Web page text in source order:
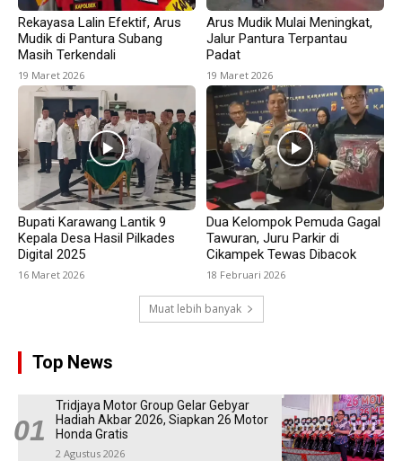
Rekayasa Lalin Efektif, Arus
Mudik di Pantura Subang
Masih Terkendali
19 Maret 2026
Arus Mudik Mulai Meningkat,
Jalur Pantura Terpantau
Padat
19 Maret 2026
Bupati Karawang Lantik 9
Kepala Desa Hasil Pilkades
Digital 2025
16 Maret 2026
Dua Kelompok Pemuda Gagal
Tawuran, Juru Parkir di
Cikampek Tewas Dibacok
18 Februari 2026
Muat lebih banyak
Top News
Tridjaya Motor Group Gelar Gebyar
Hadiah Akbar 2026, Siapkan 26 Motor
Honda Gratis
2 Agustus 2026